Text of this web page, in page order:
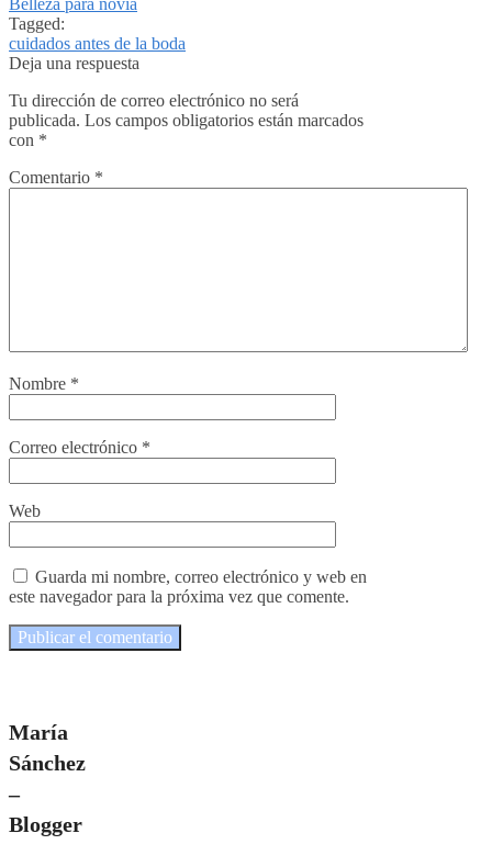
Tagged:
cuidados antes de la boda
Deja una respuesta
Tu dirección de correo electrónico no será
publicada. Los campos obligatorios están marcados
con *
Comentario *
Nombre *
Correo electrónico *
Web
Guarda mi nombre, correo electrónico y web en
este navegador para la próxima vez que comente.
María
Sánchez
–
Blogger